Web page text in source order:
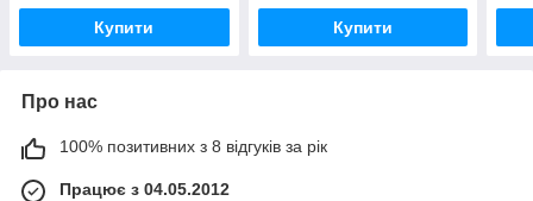
Купити Купити
Про нас
100% позитивних з 8 відгуків за рік
Працює з 04.05.2012